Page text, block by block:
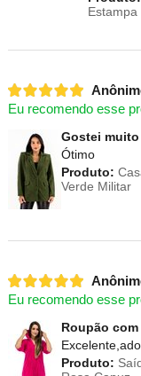
Estampa
Eu recomendo esse
Gostei
Ótimo
Produto:
Verde Militar
Eu recomendo esse
Roupão
Produto: